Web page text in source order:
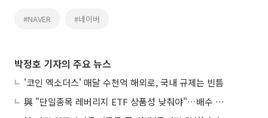
#NAVER #네이버
박정호 기자의 주요 뉴스
'코인 엑소더스' 매달 수천억 해외로, 국내 규제는 빈틈
與 "단일종목 레버리지 ETF 상품성 낮춰야"…배수 조정안도 거론